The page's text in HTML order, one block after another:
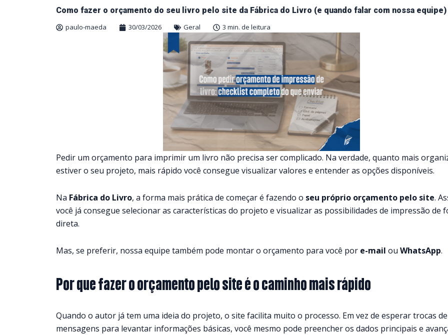
Como fazer o orçamento do seu livro pelo site da Fábrica do Livro (e quando falar com nossa equipe)
paulo-maeda 30/03/2026 Geral 3 min. de leitura
Pedir um orçamento para imprimir um livro não precisa ser complicado. Na verdade, quanto mais
estiver o seu projeto, mais rápido você consegue visualizar valores e entender as opções disponíveis.
Na Fábrica do Livro, a forma mais prática de começar é fazendo o seu próprio orçamento pelo site.
você já consegue selecionar as características do projeto e visualizar as possibilidades de impressão de
direta.
Mas, se preferir, nossa equipe também pode montar o orçamento para você por e-mail ou WhatsApp.
Por que fazer o orçamento pelo site é o caminho mais rápido
Quando o autor já tem uma ideia do projeto, o site facilita muito o processo. Em vez de esperar trocas de
mensagens para levantar informações básicas, você mesmo pode preencher os dados principais e